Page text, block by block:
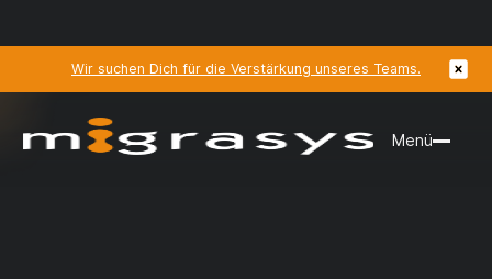
Wir suchen Dich für die Verstärkung unseres Teams.
Menü